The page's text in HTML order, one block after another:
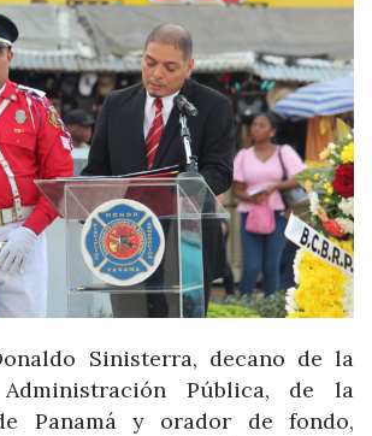
Sinisterra, decano de la
Pública, de la
Panamá y orador de fondo,